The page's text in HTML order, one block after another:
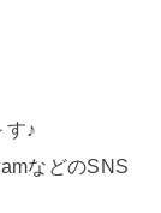
す♪
などのSNS